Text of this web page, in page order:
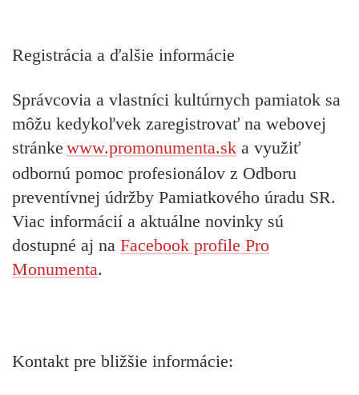
Registrácia a ďalšie informácie
Správcovia a vlastníci kultúrnych pamiatok sa
môžu kedykoľvek zaregistrovať na webovej
stránke www.promonumenta.sk a využiť
odbornú pomoc profesionálov z Odboru
preventívnej údržby Pamiatkového úradu SR.
Viac informácií a aktuálne novinky sú
dostupné aj na Facebook profile Pro
Monumenta.
Kontakt pre bližšie informácie: